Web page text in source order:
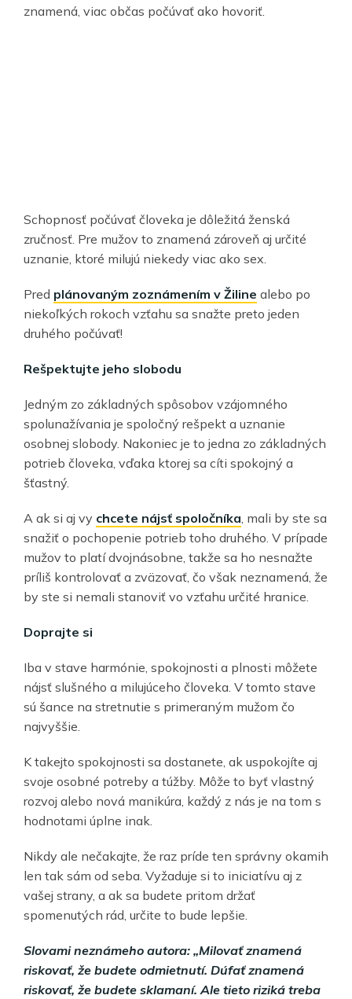
znamená, viac občas počúvať ako hovoriť.
Schopnosť počúvať človeka je dôležitá ženská
zručnosť. Pre mužov to znamená zároveň aj určité
uznanie, ktoré milujú niekedy viac ako sex.
Pred plánovaným zoznámením v Žiline alebo po
niekoľkých rokoch vzťahu sa snažte preto jeden
druhého počúvať!
Rešpektujte jeho slobodu
Jedným zo základných spôsobov vzájomného
spolunažívania je spoločný rešpekt a uznanie
osobnej slobody. Nakoniec je to jedna zo základných
potrieb človeka, vďaka ktorej sa cíti spokojný a
šťastný.
A ak si aj vy chcete nájsť spoločníka , mali by ste sa
snažiť o pochopenie potrieb toho druhého. V prípade
mužov to platí dvojnásobne, takže sa ho nesnažte
príliš kontrolovať a zväzovať, čo však neznamená, že
by ste si nemali stanoviť vo vzťahu určité hranice.
Doprajte si
Iba v stave harmónie, spokojnosti a plnosti môžete
nájsť slušného a milujúceho človeka. V tomto stave
sú šance na stretnutie s primeraným mužom čo
najvyššie.
K takejto spokojnosti sa dostanete, ak uspokojíte aj
svoje osobné potreby a túžby. Môže to byť vlastný
rozvoj alebo nová manikúra, každý z nás je na tom s
hodnotami úplne inak.
Nikdy ale nečakajte, že raz príde ten správny okamih
len tak sám od seba. Vyžaduje si to iniciatívu aj z
vašej strany, a ak sa budete pritom držať
spomenutých rád, určite to bude lepšie.
Slovami neznámeho autora: „Milovať znamená
riskovať, že budete odmietnutí. Dúfať znamená
riskovať, že budete sklamaní. Ale tieto riziká treba